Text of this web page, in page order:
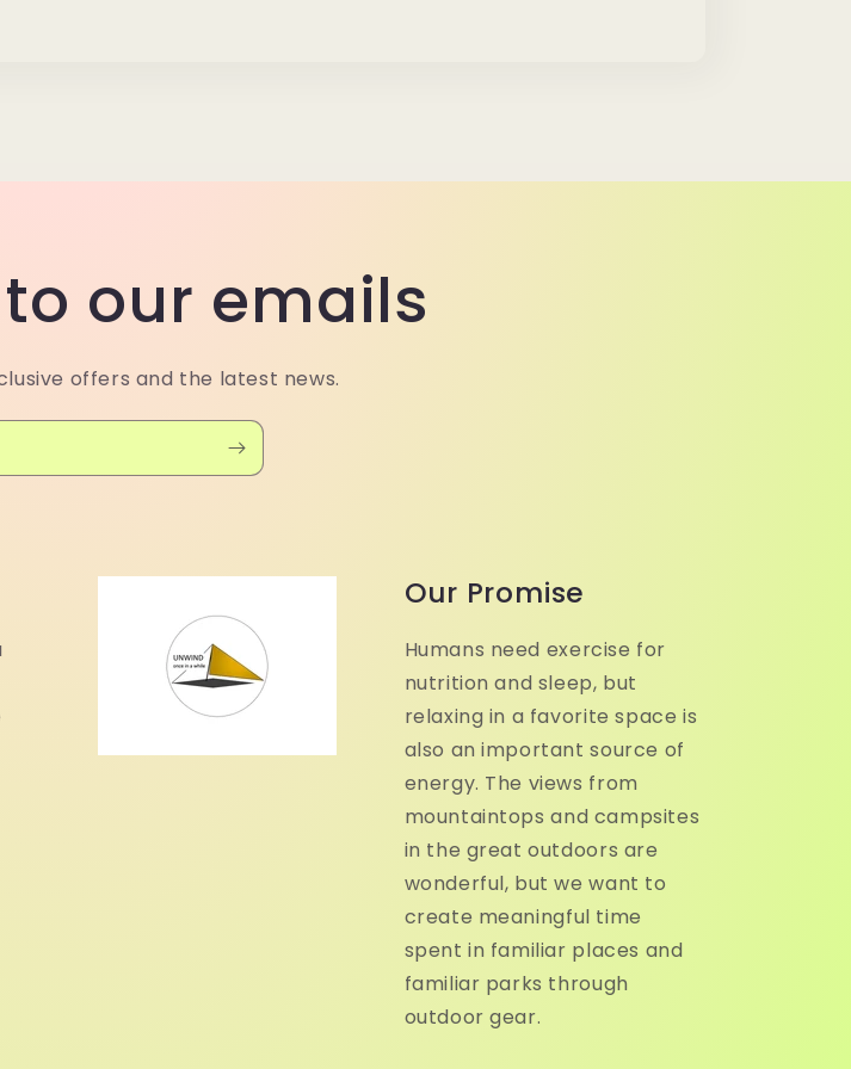
our emails
offers and the latest news.
Our Promise
Humans need exercise for
nutrition and sleep, but
relaxing in a favorite space is
also an important source of
energy. The views from
mountaintops and campsites
in the great outdoors are
wonderful, but we want to
create meaningful time
spent in familiar places and
familiar parks through
outdoor gear.